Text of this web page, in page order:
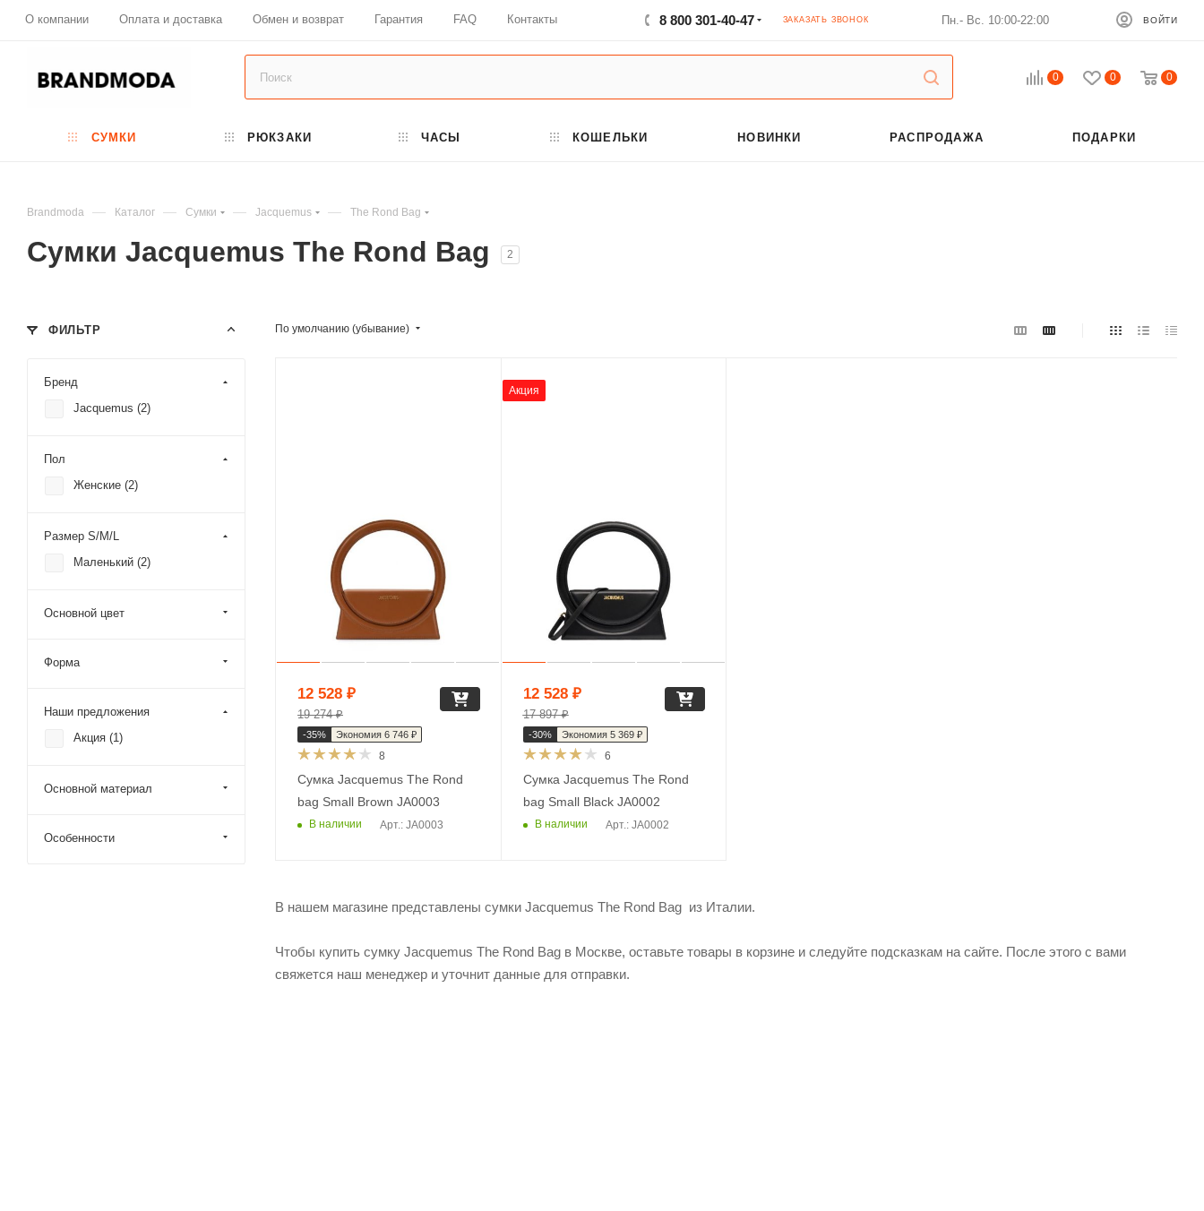
О компании Оплата и доставка Обмен и возврат Гарантия FAQ Контакты 8 800 301-40-47 ЗАКАЗАТЬ ЗВОНОК Пн.- Вс. 10:00-22:00 ВОЙТИ
0 0 0
СУМКИ РЮКЗАКИ ЧАСЫ КОШЕЛЬКИ НОВИНКИ РАСПРОДАЖА ПОДАРКИ
Brandmoda — Каталог — Сумки — Jacquemus — The Rond Bag
Сумки Jacquemus The Rond Bag 2
По умолчанию (убывание)
8
Сумка Jacquemus The Rond
bag Small Brown JA0003
В наличии Арт.: JA0003
12 528 ₽
19 274₽
-35% Экономия 6 746 ₽
Акция
6
Сумка Jacquemus The Rond
bag Small Black JA0002
В наличии Арт.: JA0002
12 528₽
17 897₽
-30% Экономия 5 369₽
В нашем магазине представлены сумки Jacquemus The Rond Bag из Италии.
Чтобы купить сумку Jacquemus The Rond Bag в Москве, оставьте товары в корзине и следуйте подсказкам на сайте. После этого с вами
свяжется наш менеджер и уточнит данные для отправки.
ФИЛЬТР
Бренд
Jacquemus (2)
Пол
Женские (2)
Размер S/M/L
Маленький (2)
Основной цвет
Форма
Наши предложения
Акция (1)
Основной материал
Особенности